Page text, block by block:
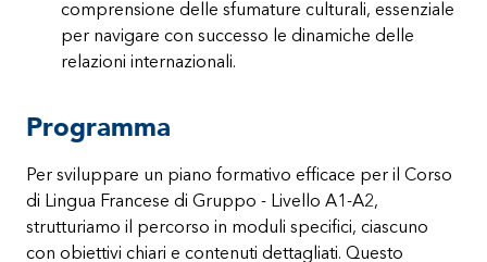
comprensione delle sfumature culturali, essenziale
per navigare con successo le dinamiche delle
relazioni internazionali.
Programma
Per sviluppare un piano formativo efficace per il Corso
di Lingua Francese di Gruppo - Livello A1-A2,
strutturiamo il percorso in moduli specifici, ciascuno
con obiettivi chiari e contenuti dettagliati. Questo